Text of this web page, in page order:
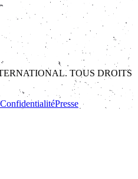
TOUS DROITS
ConfidentialitéPresse